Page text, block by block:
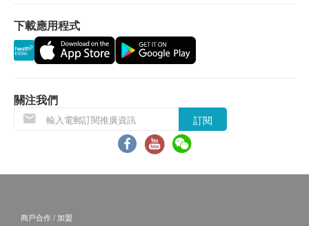
氯化物
二氧化碳
肌酸酐
尿素
血塗片檢查
所有身體檢查並非作為醫務診斷或治療用途。
免責聲明：
途。當閣下身體健康出現任何疾病徵兆時，應立即
諮詢有認可資格的醫生，作出診斷及治療。
本服務/產品由商戶提供。生活易【健康網購
health.ESDlife】並沒有經營或提供本服務/產品。
查詢，須向提供服務之體檢中心或商戶提出。
下載應用程式
關注我們
訂閱
商戶合作 / 加盟